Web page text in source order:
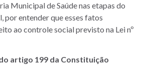
Municipal de Saúde nas etapas do
por entender que esses fatos
ao controle social previsto na Lei nº
artigo 199 da Constituição